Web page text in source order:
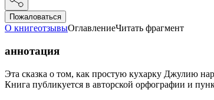
Пожаловаться
О книгеотзывыОглавлениеЧитать фрагмент
аннотация
Эта сказка о том, как простую кухарку Джулию
Книга публикуется в авторской орфографии и